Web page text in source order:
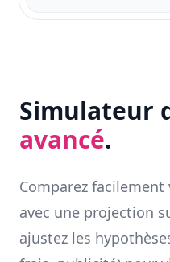
Simulateur
avancé.
Comparez
avec une projection
ajustez les